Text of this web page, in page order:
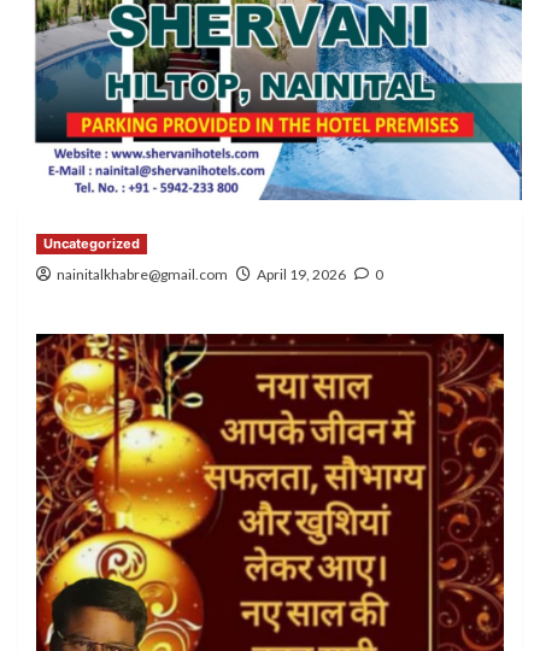
Uncategorized
nainitalkhabre@gmail.com April 19, 2026 0